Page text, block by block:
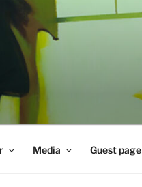
Media Guest page